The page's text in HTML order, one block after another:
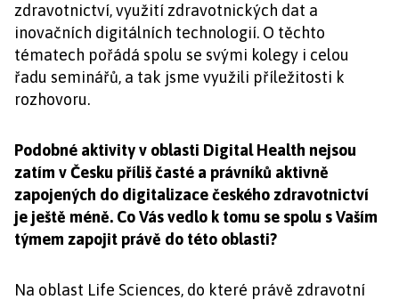
zdravotnictví, využití zdravotnických dat a
inovačních digitálních technologií. O těchto
tématech pořádá spolu se svými kolegy i celou
řadu seminářů, a tak jsme využili příležitosti k
rozhovoru.
Podobné aktivity v oblasti Digital Health nejsou
zatím v Česku příliš časté a právníků aktivně
zapojených do digitalizace českého zdravotnictví
je ještě méně. Co Vás vedlo k tomu se spolu s Vaším
týmem zapojit právě do této oblasti?
Na oblast Life Sciences, do které právě zdravotní